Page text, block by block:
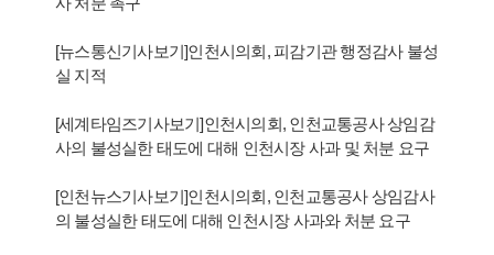
[뉴스통신기사보기]인천시의회, 피감기관 행정감사 불성
실 지적
[세계타임즈기사보기]인천시의회, 인천교통공사 상임감
사의 불성실한 태도에 대해 인천시장 사과 및 처분 요구
[인천뉴스기사보기]인천시의회, 인천교통공사 상임감사
의 불성실한 태도에 대해 인천시장 사과와 처분 요구